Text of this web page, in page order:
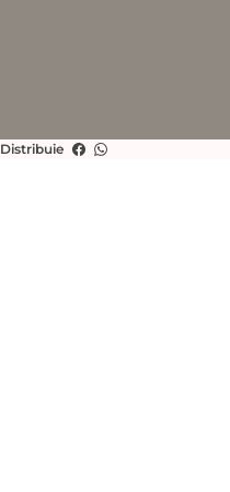
Distribuie